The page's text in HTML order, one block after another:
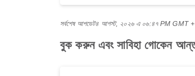
সর্বশেষ আপডেট৪ আগস্ট, ২০২৬ এ ০৬:৪৭ PM GMT
বুক করুন এবং সাবিহা গোকেন